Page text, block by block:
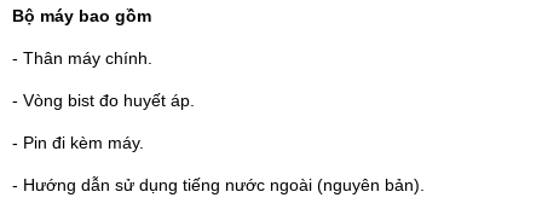
Bộ máy bao gồm
- Thân máy chính.
- Vòng bist đo huyết áp.
- Pin đi kèm máy.
- Hướng dẫn sử dụng tiếng nước ngoài (nguyên bản).